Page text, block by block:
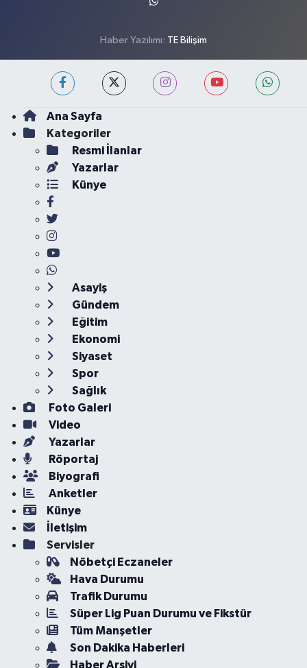
Haber Yazılımı: TE Bilişim
Ana Sayfa
Kategoriler
Resmi İlanlar
Yazarlar
Künye
Asayiş
Gündem
Eğitim
Ekonomi
Siyaset
Spor
Sağlık
Foto Galeri
Video
Yazarlar
Röportaj
Biyografi
Anketler
Künye
İletişim
Servisler
Nöbetçi Eczaneler
Hava Durumu
Trafik Durumu
Süper Lig Puan Durumu ve Fikstür
Tüm Manşetler
Son Dakika Haberleri
Haber Arşivi